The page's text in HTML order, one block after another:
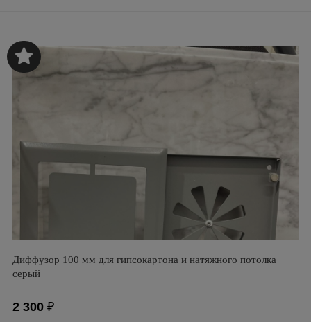
Диффузор 100 мм для гипсокартона и натяжного потолка
серый
2 300 ₽